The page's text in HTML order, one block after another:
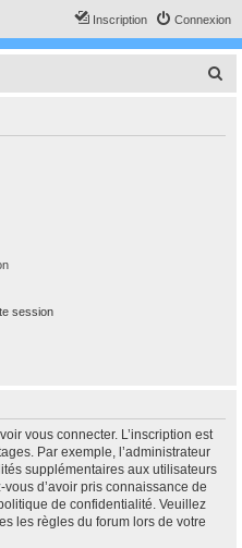
Connexion
Inscription
session
vous connecter. L’inscription est
Par exemple, l’administrateur
supplémentaires aux utilisateurs
d’avoir pris connaissance de
de confidentialité. Veuillez
les règles du forum lors de votre